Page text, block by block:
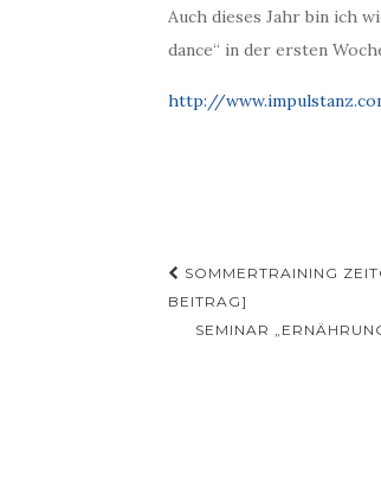
Auch dieses Jahr bin ich
dance“ in der ersten
http://
SOMMERTRAINING
BEITRAG]
SEMINAR